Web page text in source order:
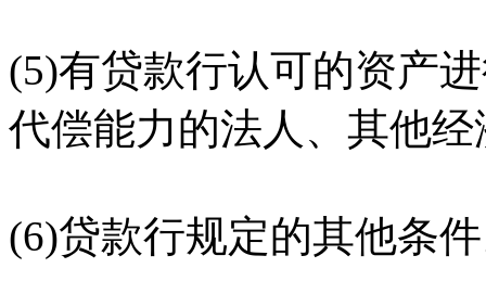
(5)有贷款行认可的资产
代偿能力的法人、其他
(6)贷款行规定的其他条